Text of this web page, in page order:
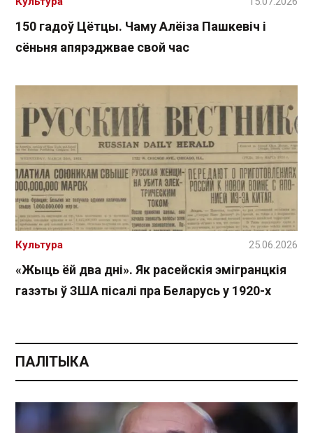
150 гадоў Цётцы. Чаму Алёіза Пашкевіч і
сёньня апярэджвае свой час
«Жыць ёй два дні». Як расейскія эмігранцкія
газэты ў ЗША пісалі пра Беларусь у 1920-х
Культура 25.06.2026
ПАЛІТЫКА